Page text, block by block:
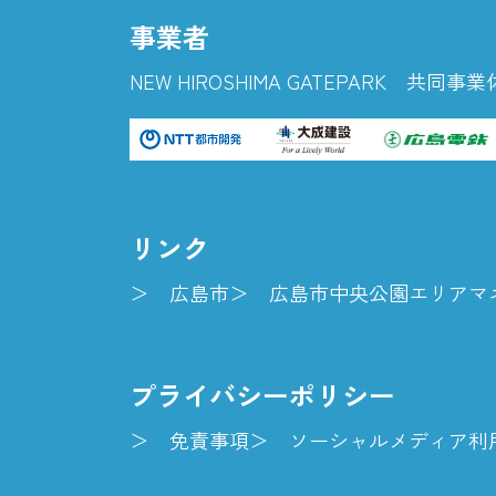
事業者
NEW HIROSHIMA GATEPARK 共同事業
リンク
広島市 広島市中央公園エリア
プライバシーポリシー
免責事項 ソーシャルメディア利